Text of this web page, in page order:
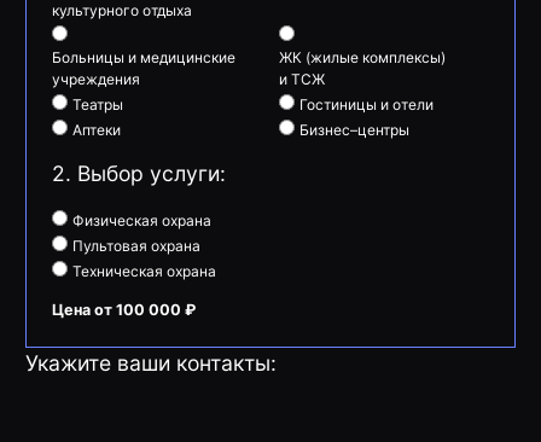
культурного отдыха
Больницы и медицинские
учреждения
ЖК (жилые комплексы)
и ТСЖ
Театры
Гостиницы и отели
Аптеки
Бизнес–центры
2. Выбор услуги:
Физическая охрана
Пультовая охрана
Техническая охрана
Цена от 100 000 ₽
Укажите ваши контакты: